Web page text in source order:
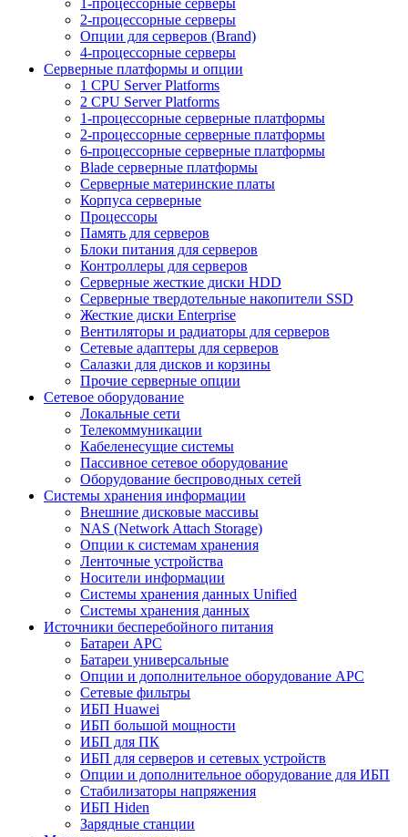
1-процессорные серверы
2-процессорные серверы
Опции для серверов (Brand)
4-процессорные серверы
Серверные платформы и опции
1 CPU Server Platforms
2 CPU Server Platforms
1-процессорные серверные платформы
2-процессорные серверные платформы
6-процессорные серверные платформы
Blade серверные платформы
Серверные материнские платы
Корпуса серверные
Процессоры
Память для серверов
Блоки питания для серверов
Контроллеры для серверов
Серверные жесткие диски HDD
Серверные твердотельные накопители SSD
Жесткие диски Enterprise
Вентиляторы и радиаторы для серверов
Сетевые адаптеры для серверов
Салазки для дисков и корзины
Прочие серверные опции
Сетевое оборудование
Локальные сети
Телекоммуникации
Кабеленесущие системы
Пассивное сетевое оборудование
Оборудование беспроводных сетей
Системы хранения информации
Внешние дисковые массивы
NAS (Network Attach Storage)
Опции к системам хранения
Ленточные устройства
Носители информации
Системы хранения данных Unified
Системы хранения данных
Источники бесперебойного питания
Батареи APC
Батареи универсальные
Опции и дополнительное оборудование АРС
Сетевые фильтры
ИБП Huawei
ИБП большой мощности
ИБП для ПК
ИБП для серверов и сетевых устройств
Опции и дополнительное оборудование для ИБП
Стабилизаторы напряжения
ИБП Hiden
Зарядные станции